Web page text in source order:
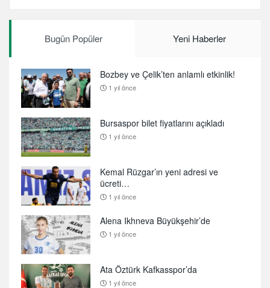
Bugün Popüler Yeni Haberler
Bozbey ve Çelik’ten anlamlı etkinlik!
1 yıl önce
Bursaspor bilet fiyatlarını açıkladı
1 yıl önce
Kemal Rüzgar’ın yeni adresi ve
ücreti…
1 yıl önce
Alena Ikhneva Büyükşehir’de
1 yıl önce
Ata Öztürk Kafkasspor’da
1 yıl önce